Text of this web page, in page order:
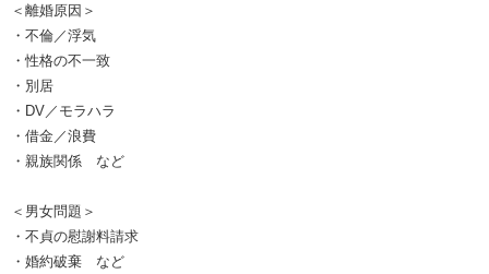
＜離婚原因＞
・不倫／浮気
・性格の不一致
・別居
・DV／モラハラ
・借金／浪費
・親族関係 など
＜男女問題＞
・不貞の慰謝料請求
・婚約破棄 など